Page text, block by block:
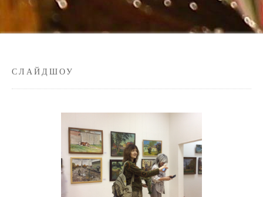
СЛАЙДШОУ